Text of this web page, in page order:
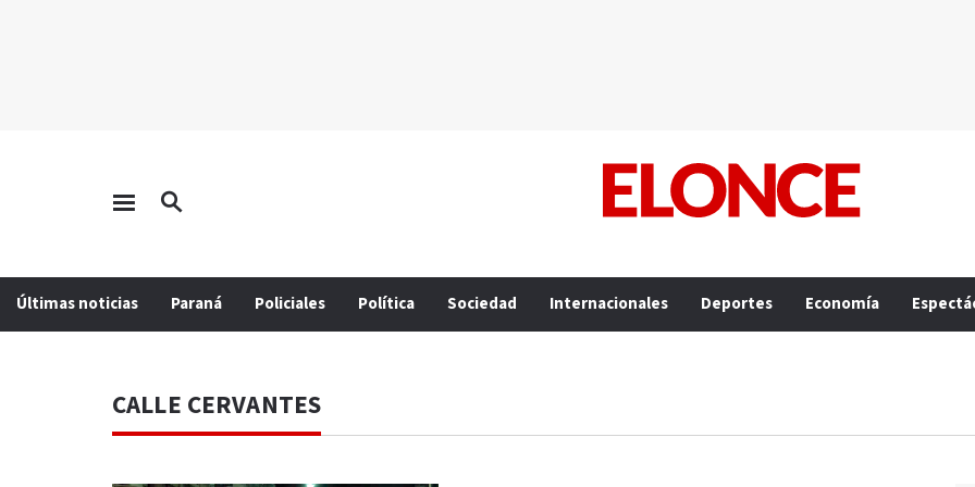
Últimas noticias Paraná Policiales Política Sociedad Internacionales Deportes Economía
CALLE CERVANTES